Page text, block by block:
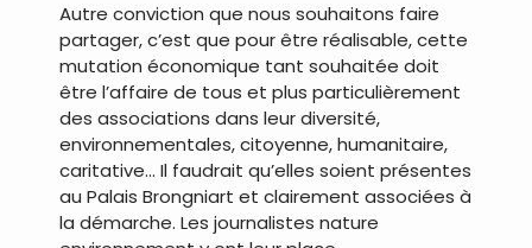
Autre conviction que nous souhaitons faire
partager, c’est que pour être réalisable, cette
mutation économique tant souhaitée doit
être l’affaire de tous et plus particulièrement
des associations dans leur diversité,
environnementales, citoyenne, humanitaire,
caritative… Il faudrait qu’elles soient présentes
au Palais Brongniart et clairement associées à
la démarche. Les journalistes nature